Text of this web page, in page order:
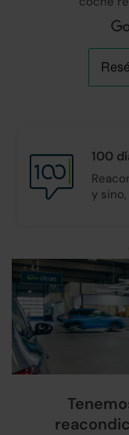
100
y